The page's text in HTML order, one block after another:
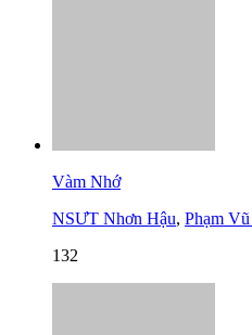
Vàm Nhớ
NSƯT Nhơn Hậu, Phạm
132